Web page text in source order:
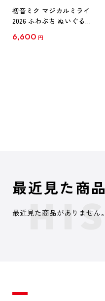
初音ミク マジカルミライ
2026 ふわぷち ぬいぐるみ
6,600 円
最近見た商品
最近見た商品がありません。